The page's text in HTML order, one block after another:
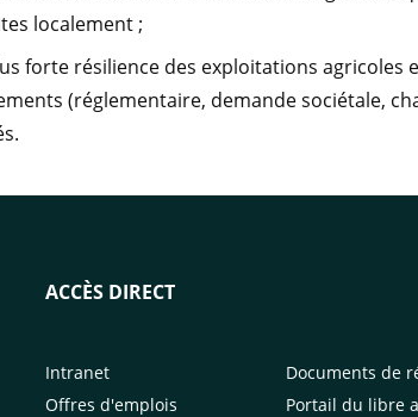
localement ;
forte résilience des exploitations agricoles
(réglementaire, demande sociétale,
ACCÈS DIRECT
Intranet
Offres d'emplois
Documents de
Portail du libre